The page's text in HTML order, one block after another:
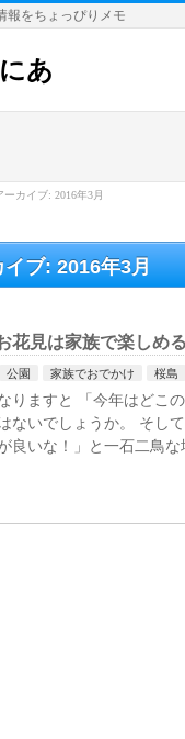
報をちょっぴりメモ
あ
ーカイブ: 2016年3月
イブ: 2016年3月
花見は家族で楽しめ
公園 家族でおでかけ 桜島
りますと 「今年はどこ
ないでしょうか。 そし
良いな！」と一石二鳥